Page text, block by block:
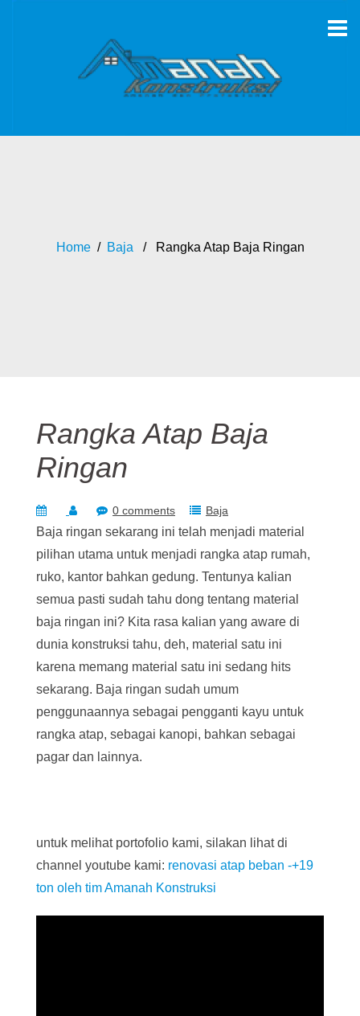
Home/ Baja / Rangka Atap Baja Ringan
Rangka Atap Baja
Ringan
0 comments Baja
Baja ringan sekarang ini telah menjadi material
pilihan utama untuk menjadi rangka atap rumah,
ruko, kantor bahkan gedung. Tentunya kalian
semua pasti sudah tahu dong tentang material
baja ringan ini? Kita rasa kalian yang aware di
dunia konstruksi tahu, deh, material satu ini
karena memang material satu ini sedang hits
sekarang. Baja ringan sudah umum
penggunaannya sebagai pengganti kayu untuk
rangka atap, sebagai kanopi, bahkan sebagai
pagar dan lainnya.
untuk melihat portofolio kami, silakan lihat di
channel youtube kami: renovasi atap beban -+19
ton oleh tim Amanah Konstruksi